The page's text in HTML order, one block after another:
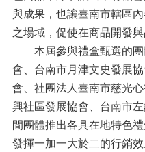
與成果，也讓臺南市轄區
之場域，促使在商品開發
本屆參與禮盒甄選的團
會、台南市月津文史發展
會、社團法人臺南市慈光
興社區發展協會、台南市
間團體推出各具在地特色
發揮一加一大於二的行銷